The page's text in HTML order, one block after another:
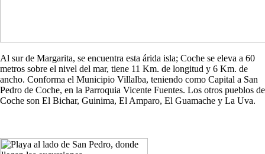
Al sur de Margarita, se encuentra esta árida isla; Coche se eleva a 60
metros sobre el nivel del mar, tiene 11 Km. de longitud y 6 Km. de
ancho. Conforma el Municipio Villalba, teniendo como Capital a San
Pedro de Coche, en la Parroquia Vicente Fuentes. Los otros pueblos de
Coche son El Bichar, Guinima, El Amparo, El Guamache y La Uva.